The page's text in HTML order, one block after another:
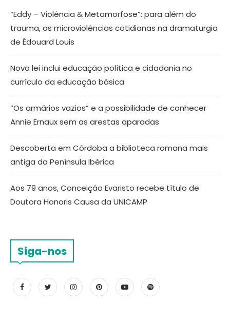
“Eddy – Violência & Metamorfose”: para além do
trauma, as microviolências cotidianas na dramaturgia
de Édouard Louis
Nova lei inclui educação política e cidadania no
currículo da educação básica
“Os armários vazios” e a possibilidade de conhecer
Annie Ernaux sem as arestas aparadas
Descoberta em Córdoba a biblioteca romana mais
antiga da Península Ibérica
Aos 79 anos, Conceição Evaristo recebe título de
Doutora Honoris Causa da UNICAMP
Siga-nos